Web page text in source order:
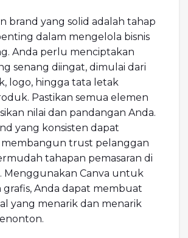
brand yang solid adalah tahap
dalam mengelola bisnis
Anda perlu menciptakan
senang diingat, dimulai dari
logo, hingga tata letak
Pastikan semua elemen
nilai dan pandangan Anda.
yang konsisten dapat
trust pelanggan
tahapan pemasaran di
Menggunakan Canva untuk
Anda dapat membuat
yang menarik dan menarik